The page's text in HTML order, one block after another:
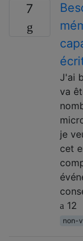
7
J'ai
va
je
cet
12
non-